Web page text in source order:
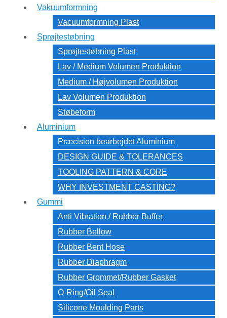
Vakuumformning
Vacuumformning Plast
Sprøjtestøbning
Sprøjtestøbning Plast
Lav / Medium Volumen Produktion
Medium / Højvolumen Produktion
Lav Volumen Produktion
Støbeform
Aluminium
Præcision bearbejdet Aluminium
DESIGN GUIDE & TOLERANCES
TOOLING PATTERN & CORE
WHY INVESTMENT CASTING?
Gummi
Anti Vibration / Rubber Buffer
Rubber Bellow
Rubber Bent Hose
Rubber Diaphragm
Rubber Grommet/Rubber Gasket
O-Ring/Oil Seal
Silicone Moulding Parts